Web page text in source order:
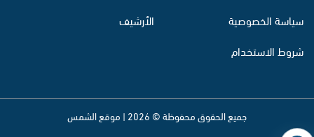
سياسة الخصوصية
شروط الاستخدام
الأرشيف
جميع الحقوق محفوظة © 2026 | موقع الشمس